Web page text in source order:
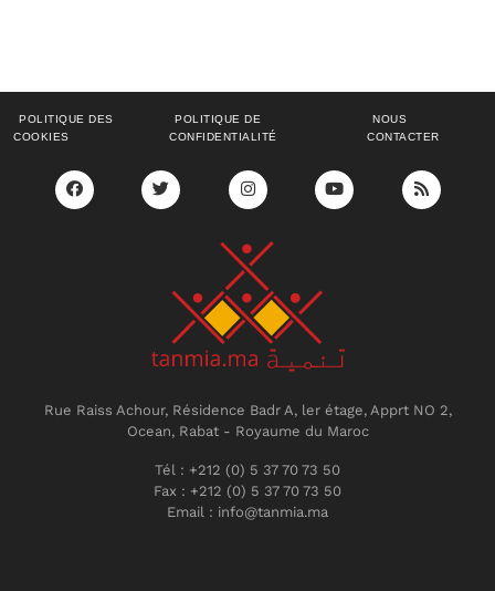
POLITIQUE DES
COOKIES
POLITIQUE DE
CONFIDENTIALITÉ
NOUS
CONTACTER
Rue Raiss Achour, Résidence Badr A, ler étage, Apprt NO 2,
Ocean, Rabat - Royaume du Maroc
Tél : +212 (0) 5 37 70 73 50
Fax : +212 (0) 5 37 70 73 50
Email : info@tanmia.ma